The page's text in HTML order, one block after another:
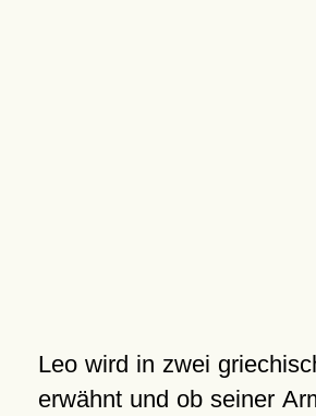
Leo wird in zwei
erwähnt und ob seiner